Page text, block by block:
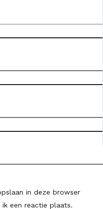
in deze browser
een reactie plaats.